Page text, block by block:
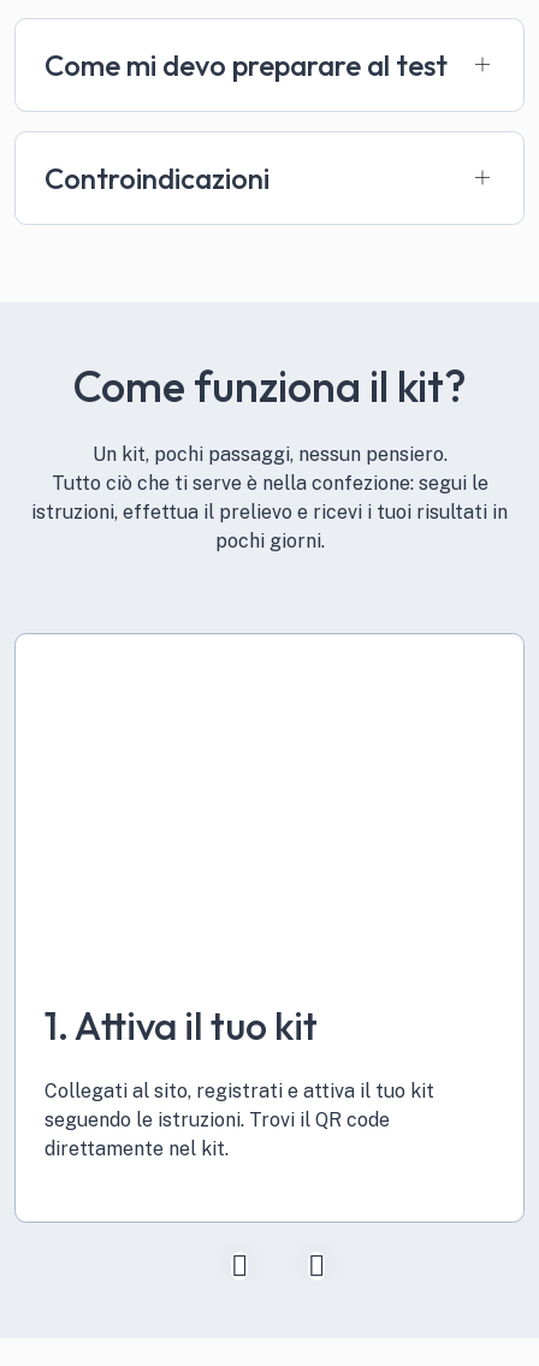
Come mi devo preparare al test
Controindicazioni
Come funziona il kit?
Un kit, pochi passaggi, nessun pensiero.
Tutto ciò che ti serve è nella confezione: segui le
istruzioni, effettua il prelievo e ricevi i tuoi risultati in
pochi giorni.
1. Attiva il tuo kit
Collegati al sito, registrati e attiva il tuo kit
seguendo le istruzioni. Trovi il QR code
direttamente nel kit.